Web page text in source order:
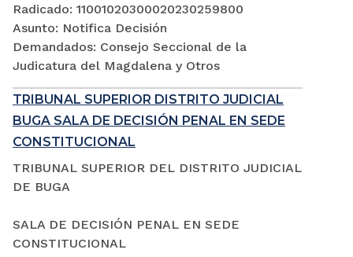
Radicado: 11001020300020230259800
Asunto: Notifica Decisión
Demandados: Consejo Seccional de la
Judicatura del Magdalena y Otros
TRIBUNAL SUPERIOR DISTRITO JUDICIAL
BUGA SALA DE DECISIÓN PENAL EN SEDE
CONSTITUCIONAL
TRIBUNAL SUPERIOR DEL DISTRITO JUDICIAL
DE BUGA
SALA DE DECISIÓN PENAL EN SEDE
CONSTITUCIONAL